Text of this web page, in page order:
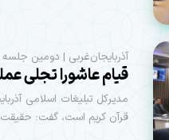
آذربایجان‌غربی | دومین جلسه
قیام عاشورا تجلی
مدیرکل تبلیغات اسلامی
قرآن کریم است، گفت: حقیقت